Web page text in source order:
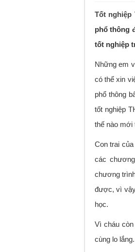
Tốt nghiệp
phổ thông
tốt nghiệp
Những em
có thể xin
phổ thông
tốt nghiệp
thế nào
Con trai
các
chương
được, vì
học.
Vì cháu
cùng lo